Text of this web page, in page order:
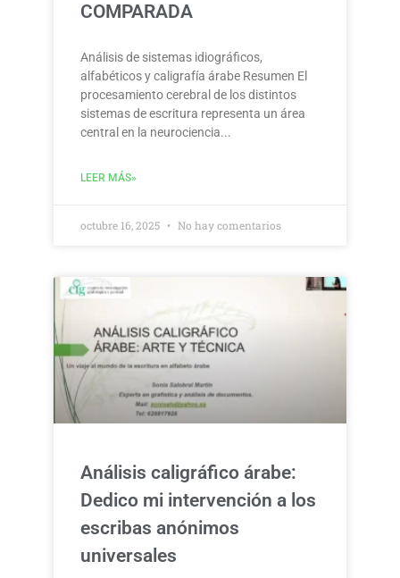
COMPARADA
Análisis de sistemas idiográficos,
alfabéticos y caligrafía árabe Resumen El
procesamiento cerebral de los distintos
sistemas de escritura representa un área
central en la neurociencia
LEER MÁS»
octubre 16, 2025 No hay comentarios
Análisis caligráfico árabe:
Dedico mi intervención a los
escribas anónimos
universales